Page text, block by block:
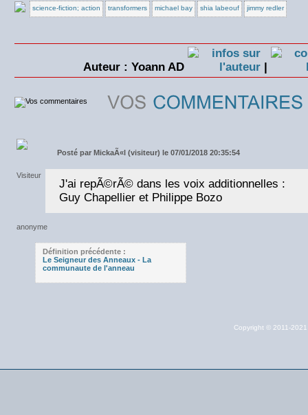
science-fiction; action transformers michael bay shia labeouf jimmy redler
Auteur : Yoann AD |
Posté par MickaÃ«l (visiteur) le 07/01/2018 20:35:54
J'ai repÃ©rÃ© dans les voix additionnelles :
Guy Chapellier et Philippe Bozo
Définition précédente :
Le Seigneur des Anneaux - La
communaute de l'anneau
Copyright © 2011-